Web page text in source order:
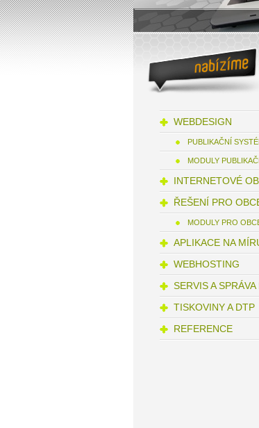
WEBDESIGN
PUBLIKAČNÍ
MODULY
INTERNETOVÉ
ŘEŠENÍ PRO
MODULY PRO
APLIKACE NA
WEBHOSTING
SERVIS A
TISKOVINY A DTP
REFERENCE